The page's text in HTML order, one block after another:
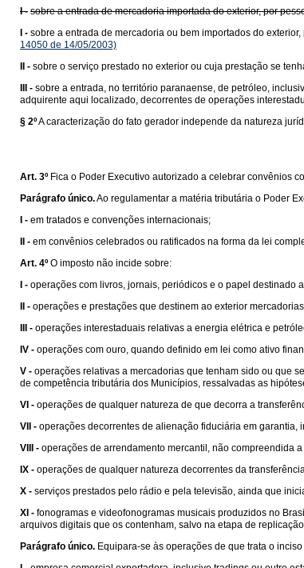
I - sobre a entrada de mercadoria importada do exterior, por
I - sobre a entrada de mercadoria ou bem importados do
14050 de 14/05/2003)
II - sobre o serviço prestado no exterior ou cuja prestação se
III - sobre a entrada, no território paranaense, de petróleo,
adquirente aqui localizado, decorrentes de operações
§ 2ºA caracterização do fato gerador independe da natureza
Art. 3º Fica o Poder Executivo autorizado a celebrar convênios
Parágrafo único.Ao regulamentar a matéria tributária o Poder
I - em tratados e convenções internacionais;
II - em convênios celebrados ou ratificados na forma da lei
Art. 4º O imposto não incide sobre:
I - operações com livros, jornais, periódicos e o papel destinado
II - operações e prestações que destinem ao exterior
III - operações interestaduais relativas a energia elétrica e
IV - operações com ouro, quando definido em lei como ativo
V - operações relativas a mercadorias que tenham sido ou que
de competência tributária dos Municípios, ressalvadas as
VI - operações de qualquer natureza de que decorra a
VII - operações decorrentes de alienação fiduciária em
VIII - operações de arrendamento mercantil, não compreendida
IX - operações de qualquer natureza decorrentes da
X - serviços prestados pelo rádio e pela televisão, ainda que
XI - fonogramas e videofonogramas musicais produzidos no
arquivos digitais que os contenham, salvo na etapa de
Parágrafo único. Equipara-se às operações de que trata o